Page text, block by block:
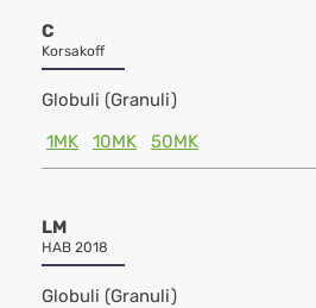
C
Korsakoff
Globuli (Granuli)
1MK
10MK 50MK
LM
HAB 2018
Globuli (Granuli)